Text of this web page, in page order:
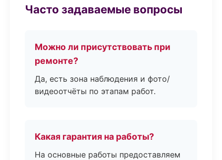
Часто задаваемые вопросы
Можно ли присутствовать при
ремонте?
Да, есть зона наблюдения и фото/
видеоотчёты по этапам работ.
Какая гарантия на работы?
На основные работы предоставляем